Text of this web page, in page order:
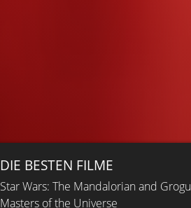
DIE BESTEN FILME
Star Wars: The Mandalorian and Grogu
Masters of the Universe